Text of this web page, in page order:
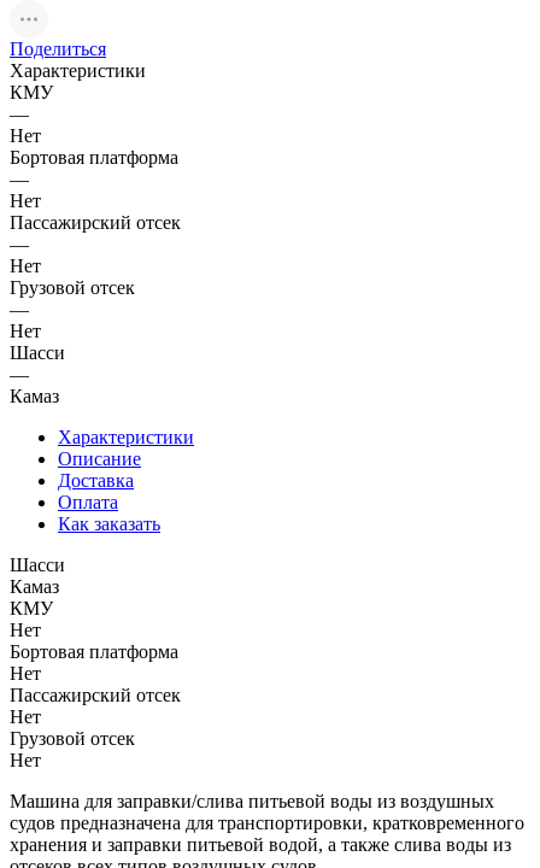
Поделиться
Характеристики
КМУ
—
Нет
Бортовая платформа
—
Нет
Пассажирский отсек
—
Нет
Грузовой отсек
—
Нет
Шасси
—
Камаз
Характеристики
Описание
Доставка
Оплата
Как заказать
Шасси
Камаз
КМУ
Нет
Бортовая платформа
Нет
Пассажирский отсек
Нет
Грузовой отсек
Нет
Машина для заправки/слива питьевой воды из воздушных
судов предназначена для транспортировки, кратковременного
хранения и заправки питьевой водой, а также слива воды из